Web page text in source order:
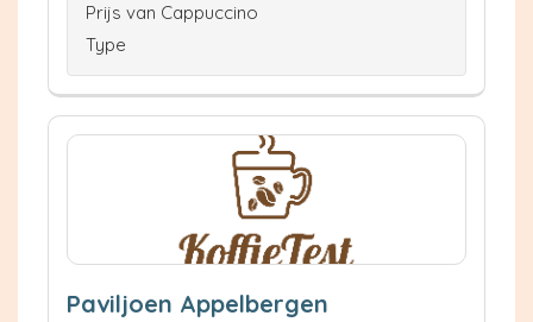
Prijs van Cappuccino
Type
Paviljoen Appelbergen